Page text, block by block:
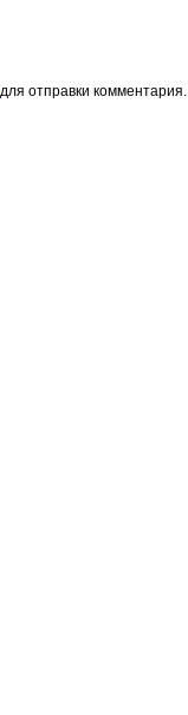
для отправки комментария.